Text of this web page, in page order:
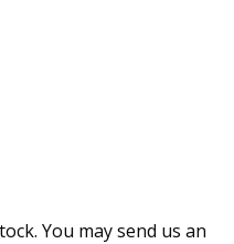
You may send us an